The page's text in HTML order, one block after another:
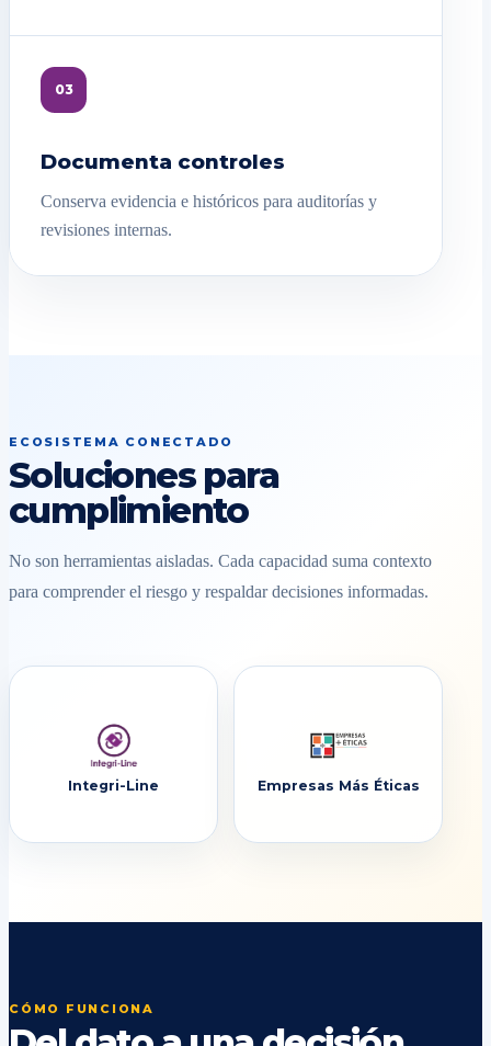
03
Documenta controles
Conserva evidencia e históricos para auditorías y
revisiones internas.
ECOSISTEMA CONECTADO
Soluciones para
cumplimiento
No son herramientas aisladas. Cada capacidad suma contexto
para comprender el riesgo y respaldar decisiones informadas.
Integri-Line Empresas Más Éticas
CÓMO FUNCIONA